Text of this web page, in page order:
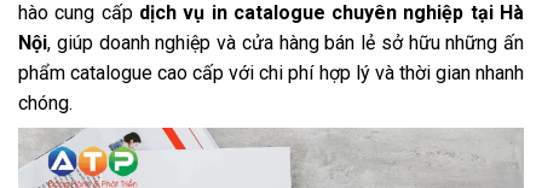
hào cung cấp dịch vụ in catalogue chuyên nghiệp tại Hà
Nội, giúp doanh nghiệp và cửa hàng bán lẻ sở hữu những ấn
phẩm catalogue cao cấp với chi phí hợp lý và thời gian nhanh
chóng.